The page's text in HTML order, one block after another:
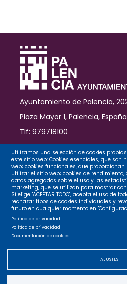
Ayuntamiento de Palencia,
Plaza Mayor 1, Palencia, España
Tlf: 979718100
Contacto
Legal
Privacidad
Accesibilidad
Utilizamos una selección de cookies
este sitio web: Cookies esenciales, que
web; cookies funcionales, que
utilizar el sitio web; cookies de
datos agregados sobre el uso y las
marketing, que se utilizan para mostrar
Si elige "ACEPTAR TODO", acepta el uso de
rechazar tipos de cookies individuales y
futuro en cualquier momento en
Política de privacidad
Política de privacidad
Documentación de cookies
AJUSTES